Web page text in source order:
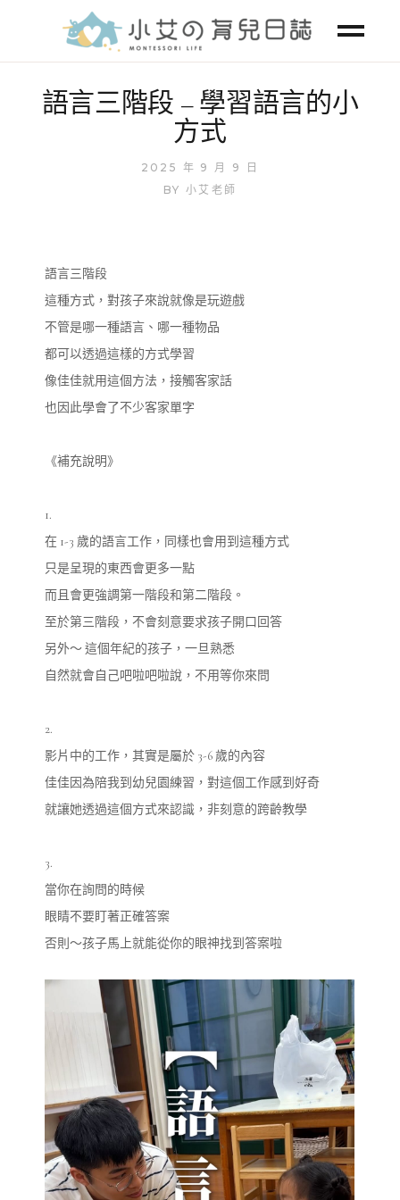
語言三階段 – 學習語言的小
方式
2025 年 9 月 9 日
BY 小艾老師
語言三階段
這種方式，對孩子來說就像是玩遊戲
不管是哪一種語言、哪一種物品
都可以透過這樣的方式學習
像佳佳就用這個方法，接觸客家話
也因此學會了不少客家單字
《補充說明》
1.
在 1-3 歲的語言工作，同樣也會用到這種方式
只是呈現的東西會更多一點
而且會更強調第一階段和第二階段。
至於第三階段，不會刻意要求孩子開口回答
另外～ 這個年紀的孩子，一旦熟悉
自然就會自己吧啦吧啦說，不用等你來問
2.
影片中的工作，其實是屬於 3-6 歲的內容
佳佳因為陪我到幼兒園練習，對這個工作感到好奇
就讓她透過這個方式來認識，非刻意的跨齡教學
3.
當你在詢問的時候
眼睛不要盯著正確答案
否則～孩子馬上就能從你的眼神找到答案啦